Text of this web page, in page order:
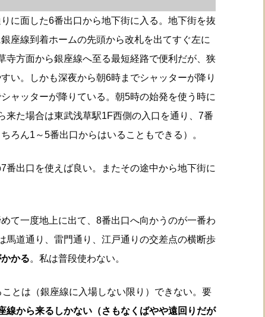
に面した6番出口から地下街に入る。地下街を抜
座線到着ホームの先頭から改札を出てすぐ左に
寺方面から銀座線へ至る最短経路で便利だが、狭
い。しかも深夜から朝6時までシャッターが降り
ャッターが降りている。朝5時の始発を使う時に
来た場合は東武浅草駅1F西側の入口を通り、7番
ろん1～5番出口からはいることもできる）。
番出口を使えば良い。またその途中から地下街に
て一度地上に出て、8番出口へ向かうのが一番わ
馬道通り、雷門通り、江戸通りの交差点の横断歩
かる。私は普段使わない。
とは（銀座線に入場しない限り）できない。要
線から来るしかない（さもなくばやや遠回りだが